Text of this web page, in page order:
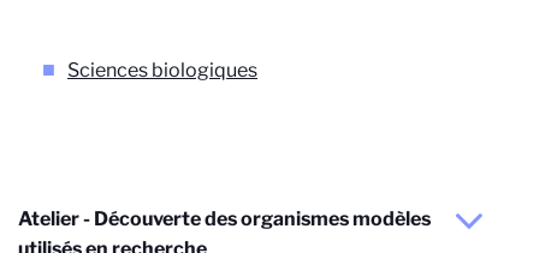
Sciences biologiques
Atelier - Découverte des organismes modèles